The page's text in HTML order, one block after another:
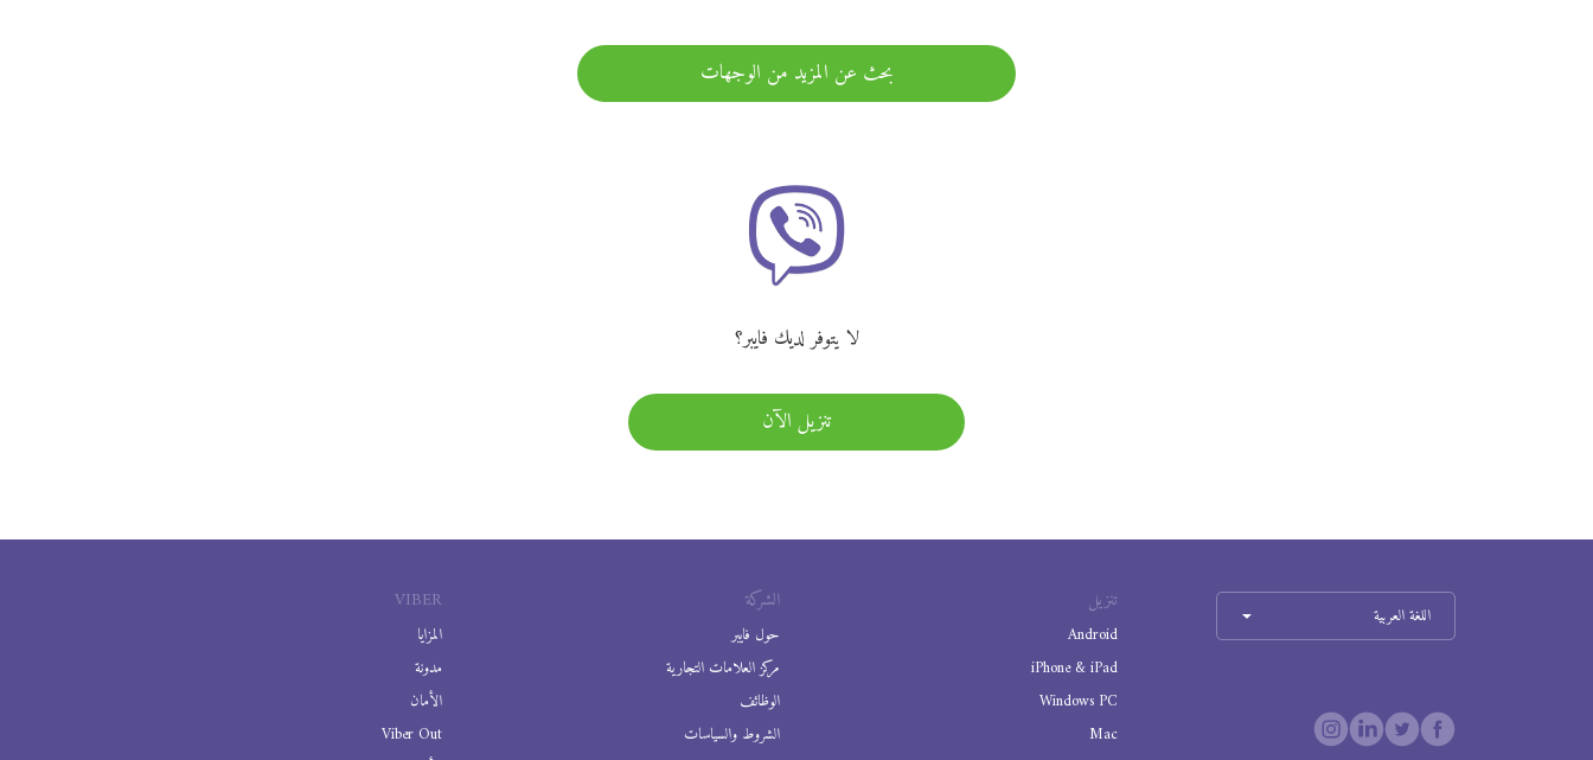
بحث عن المزيد من الوجهات
لا يتوفر لديك فايبر؟
تنزيل الآن
VIBER
المزايا
مدونة
الأمان
Viber Out
الشركة
حول فايبر
مركز العلامات التجارية
الوظائف
الشروط والسياسات
تنزيل
Android
iPhone & iPad
Windows PC
Mac
اللغة العربية